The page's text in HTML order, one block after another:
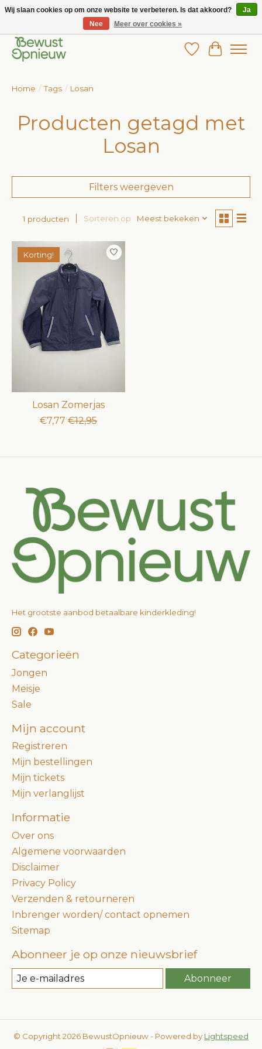
Wij bieden het grootste aanbod in betaalbare kinderkleding!
Verlanglijst
Home / Tags / Losan
Producten getagd met
Losan
Filters weergeven
1 producten Sorteren op Meest bekeken
Korting!
Losan Zomerjas
€7,77 €12,95
Het grootste aanbod betaalbare kinderkleding!
Categorieën
Jongen
Meisje
Sale
Mijn account
Registreren
Mijn bestellingen
Mijn tickets
Mijn verlanglijst
Informatie
Over ons
Algemene voorwaarden
Disclaimer
Privacy Policy
Verzenden & retourneren
Inbrenger worden/ contact opnemen
Sitemap
Abonneer je op onze nieuwsbrief
Abonneer
© Copyright 2026 BewustOpnieuw - Powered by Lightspeed
Wij slaan cookies op om onze website te verbeteren. Is dat akkoord?
Ja
Nee
Meer over cookies »